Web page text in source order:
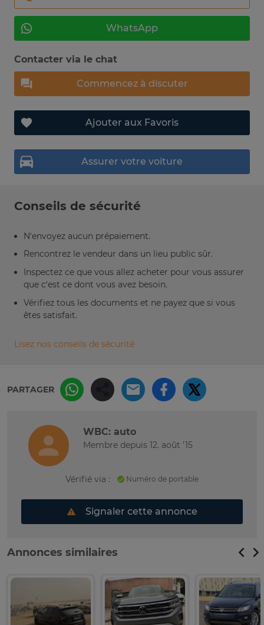
WhatsApp
Contacter via le chat
Commencez à discuter
Ajouter aux Favoris
Assurer votre voiture
Conseils de sécurité
N’envoyez aucun prépaiement.
Rencontrez le vendeur dans un lieu public sûr.
Inspectez ce que vous allez acheter pour vous assurer
que c’est ce dont vous avez besoin.
Vérifiez tous les documents et ne payez que si vous
êtes satisfait.
Lisez nos conseils de sécurité
PARTAGER
WBC: auto
Membre depuis 12. août '15
Vérifié via : Numéro de portable
Signaler cette annonce
Annonces similaires